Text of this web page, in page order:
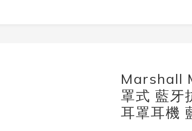
Marshall
罩式 藍牙
耳罩耳機